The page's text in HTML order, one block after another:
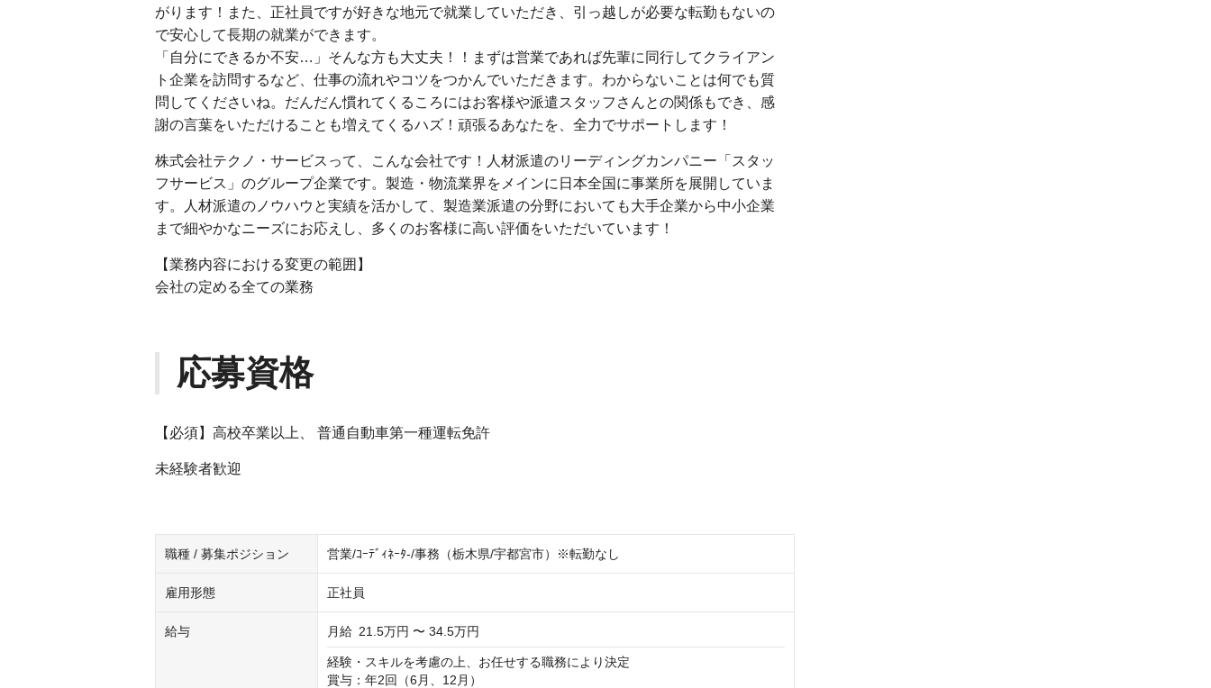
がります！また、正社員ですが好きな地元で就業していただき、引っ越しが必要な転勤もないの
で安心して長期の就業ができます。
「自分にできるか不安…」そんな方も大丈夫！！まずは営業であれば先輩に同行してクライアン
ト企業を訪問するなど、仕事の流れやコツをつかんでいただきます。わからないことは何でも質
問してくださいね。だんだん慣れてくるころにはお客様や派遣スタッフさんとの関係もでき、感
謝の言葉をいただけることも増えてくるハズ！頑張るあなたを、全力でサポートします！
株式会社テクノ・サービスって、こんな会社です！人材派遣のリーディングカンパニー「スタッ
フサービス」のグループ企業です。製造・物流業界をメインに日本全国に事業所を展開していま
す。人材派遣のノウハウと実績を活かして、製造業派遣の分野においても大手企業から中小企業
まで細やかなニーズにお応えし、多くのお客様に高い評価をいただいています！
【業務内容における変更の範囲】
会社の定める全ての業務
応募資格
【必須】高校卒業以上、 普通自動車第一種運転免許
未経験者歓迎
職種 / 募集ポジション 営業/ｺｰﾃﾞｨﾈｰﾀ-/事務（栃木県/宇都宮市）※転勤なし
雇用形態 正社員
給与 月給 21.5万円 〜 34.5万円
経験・スキルを考慮の上、お任せする職務により決定
賞与：年2回（6月、12月）